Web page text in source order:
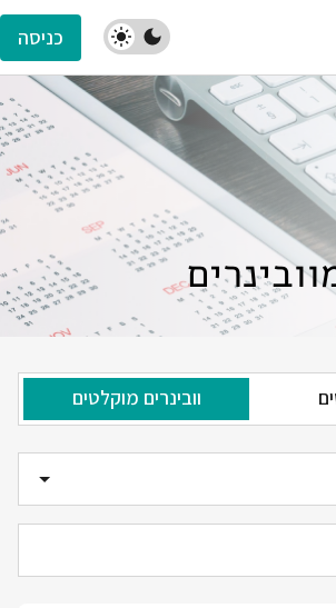
כניסה
וובינרים מוקלטים